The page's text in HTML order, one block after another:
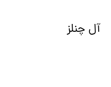
آل چنلز